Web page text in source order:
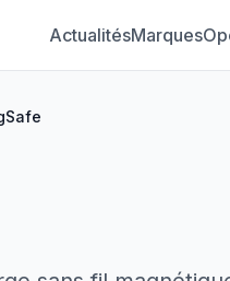
ActualitésMarques